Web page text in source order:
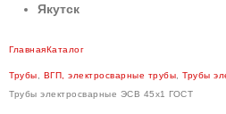
Якутск
ГлавнаяКаталог
Трубы ВГП, электросварные трубы ,Трубы
Трубы электросварные ЭСВ 45х1 ГОСТ